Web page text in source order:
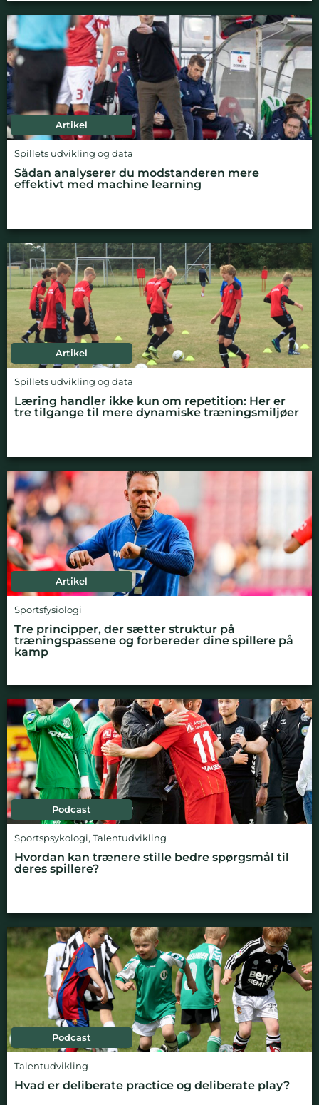
Artikel
Spillets udvikling og data
Sådan analyserer du modstanderen mere
effektivt med machine learning
Artikel
Spillets udvikling og data
Læring handler ikke kun om repetition: Her er
tre tilgange til mere dynamiske træningsmiljøer
Artikel
Sportsfysiologi
Tre principper, der sætter struktur på
træningspassene og forbereder dine spillere på
kamp
Podcast
Sportspsykologi, Talentudvikling
Hvordan kan trænere stille bedre spørgsmål til
deres spillere?
Podcast
Talentudvikling
Hvad er deliberate practice og deliberate play?